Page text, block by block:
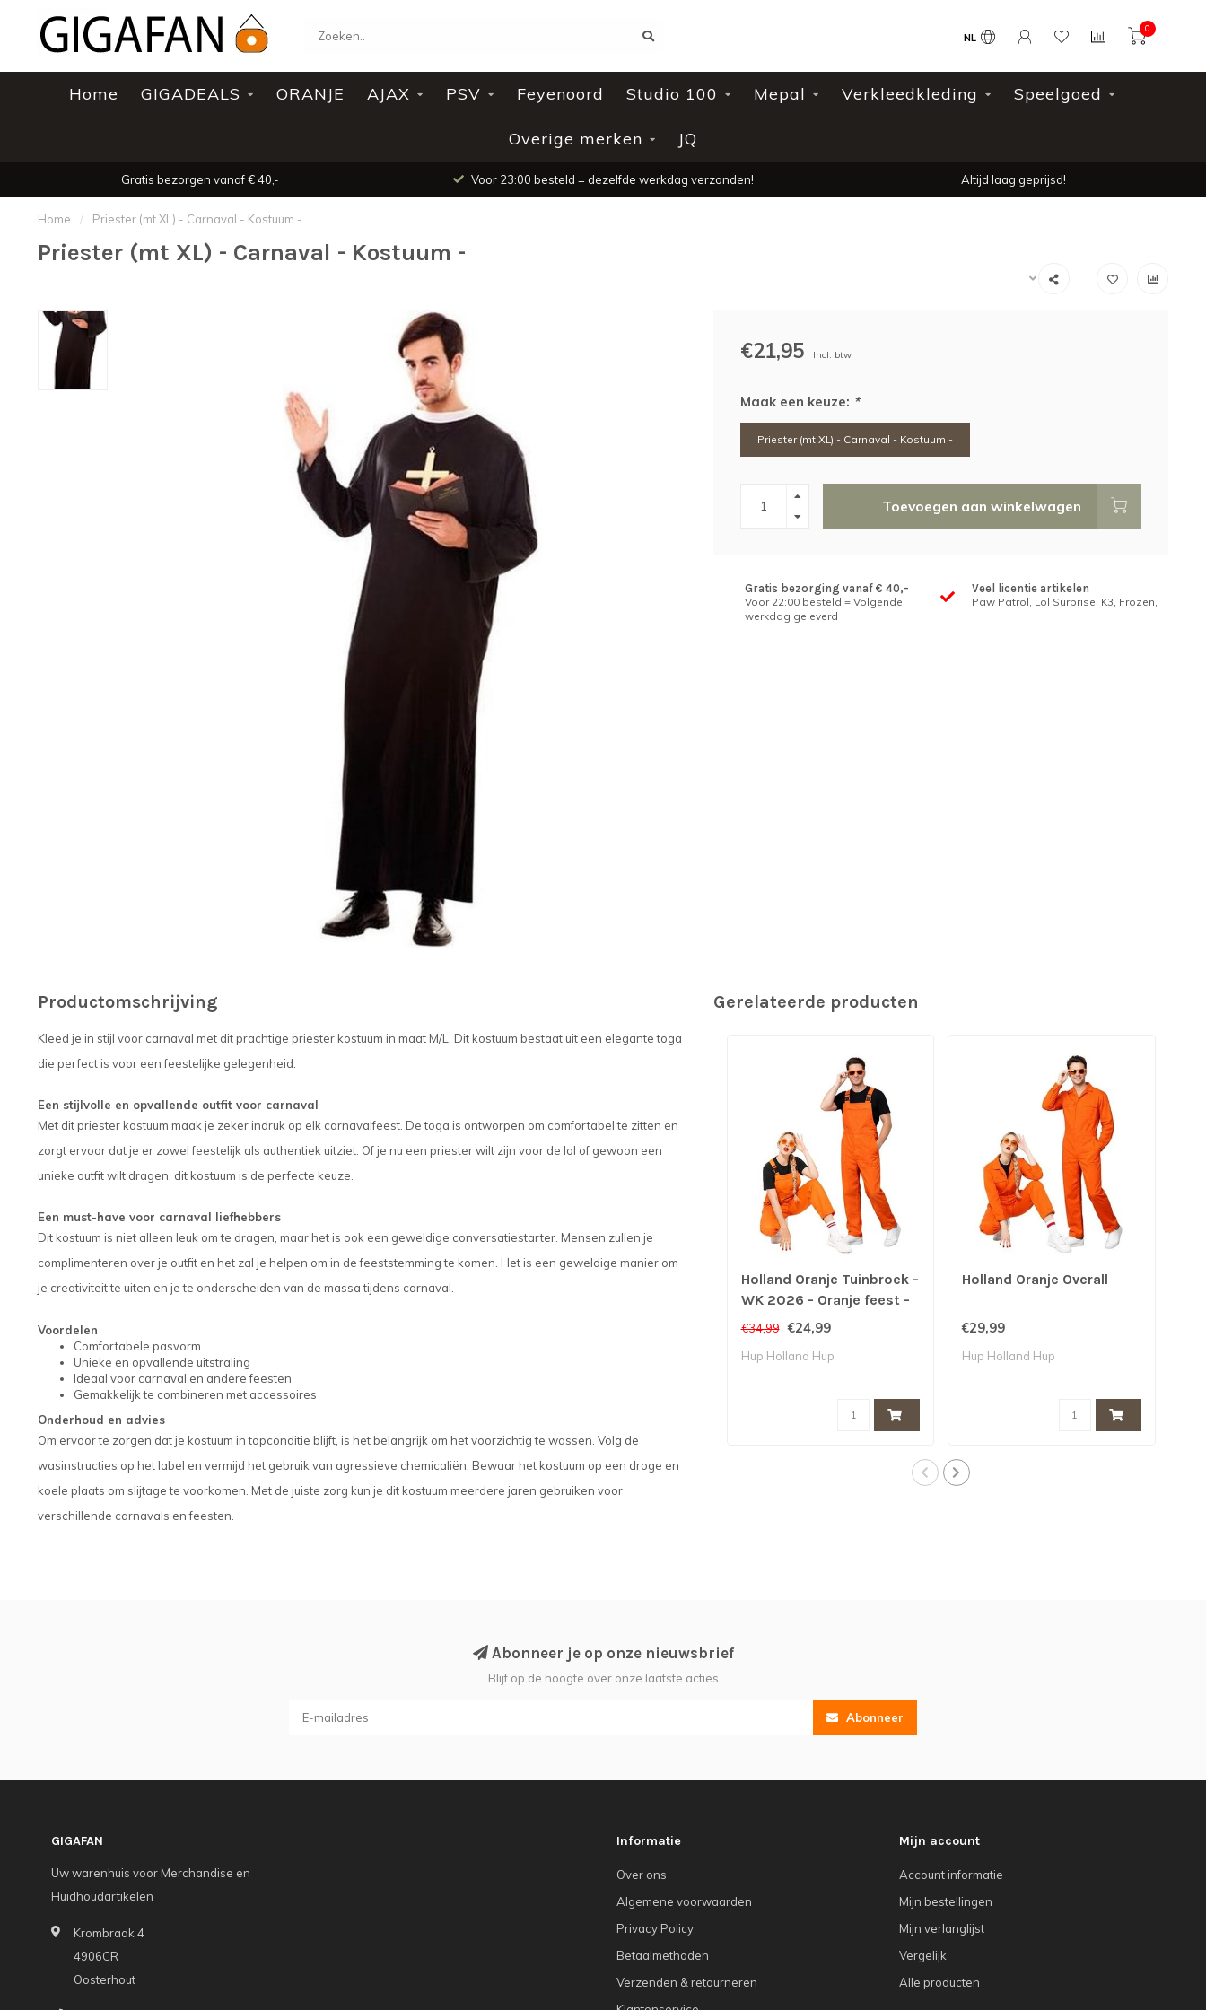
NL
0
Home GIGADEALS ORANJE AJAX PSV Feyenoord Studio 100 Mepal Verkleedkleding Speelgoed
Overige merken JQ
Gratis bezorgen vanaf € 40,- Voor 23:00 besteld = dezelfde werkdag verzonden! Altijd laag geprijsd!
Home / Priester (mt XL) - Carnaval - Kostuum -
Priester (mt XL) - Carnaval - Kostuum -
€21,95 Incl. btw
Maak een keuze: *
Priester (mt XL) - Carnaval - Kostuum -
Toevoegen aan winkelwagen
Gratis bezorging vanaf € 40,-
Voor 22:00 besteld = Volgende
werkdag geleverd
Veel licentie artikelen
Paw Patrol, Lol Surprise, K3, Frozen,
Productomschrijving
Kleed je in stijl voor carnaval met dit prachtige priester kostuum in maat M/L. Dit kostuum bestaat uit een elegante toga
die perfect is voor een feestelijke gelegenheid.
Een stijlvolle en opvallende outfit voor carnaval
Met dit priester kostuum maak je zeker indruk op elk carnavalfeest. De toga is ontworpen om comfortabel te zitten en
zorgt ervoor dat je er zowel feestelijk als authentiek uitziet. Of je nu een priester wilt zijn voor de lol of gewoon een
unieke outfit wilt dragen, dit kostuum is de perfecte keuze.
Een must-have voor carnaval liefhebbers
Dit kostuum is niet alleen leuk om te dragen, maar het is ook een geweldige conversatiestarter. Mensen zullen je
complimenteren over je outfit en het zal je helpen om in de feeststemming te komen. Het is een geweldige manier om
je creativiteit te uiten en je te onderscheiden van de massa tijdens carnaval.
Voordelen
Comfortabele pasvorm
Unieke en opvallende uitstraling
Ideaal voor carnaval en andere feesten
Gemakkelijk te combineren met accessoires
Onderhoud en advies
Om ervoor te zorgen dat je kostuum in topconditie blijft, is het belangrijk om het voorzichtig te wassen. Volg de
wasinstructies op het label en vermijd het gebruik van agressieve chemicaliën. Bewaar het kostuum op een droge en
koele plaats om slijtage te voorkomen. Met de juiste zorg kun je dit kostuum meerdere jaren gebruiken voor
verschillende carnavals en feesten.
Gerelateerde producten
Holland Oranje Tuinbroek -
WK 2026 - Oranje feest -
Koningsdag
€34,99 €24,99
Hup Holland Hup
Holland Oranje Overall
€29,99
Hup Holland Hup
Abonneer je op onze nieuwsbrief
Blijf op de hoogte over onze laatste acties
Abonneer
GIGAFAN
Uw warenhuis voor Merchandise en
Huidhoudartikelen
Krombraak 4
4906CR
Oosterhout
Informatie
Over ons
Algemene voorwaarden
Privacy Policy
Betaalmethoden
Verzenden & retourneren
Mijn account
Account informatie
Mijn bestellingen
Mijn verlanglijst
Vergelijk
Alle producten